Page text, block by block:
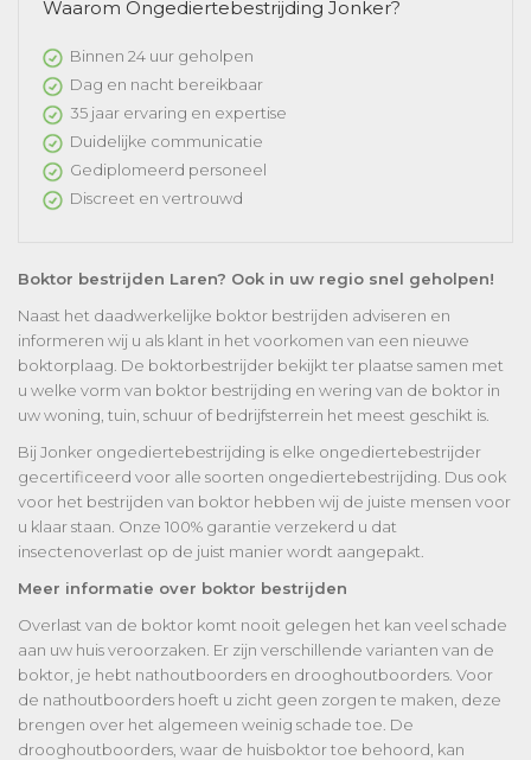
Waarom Ongediertebestrijding Jonker?
Binnen 24 uur geholpen
Dag en nacht bereikbaar
35 jaar ervaring en expertise
Duidelijke communicatie
Gediplomeerd personeel
Discreet en vertrouwd
Boktor bestrijden Laren? Ook in uw regio snel geholpen!
Naast het daadwerkelijke boktor bestrijden adviseren en
informeren wij u als klant in het voorkomen van een nieuwe
boktorplaag. De boktorbestrijder bekijkt ter plaatse samen met
u welke vorm van boktor bestrijding en wering van de boktor in
uw woning, tuin, schuur of bedrijfsterrein het meest geschikt is.
Bij Jonker ongediertebestrijding is elke ongediertebestrijder
gecertificeerd voor alle soorten ongediertebestrijding. Dus ook
voor het bestrijden van boktor hebben wij de juiste mensen voor
u klaar staan. Onze 100% garantie verzekerd u dat
insectenoverlast op de juist manier wordt aangepakt.
Meer informatie over boktor bestrijden
Overlast van de boktor komt nooit gelegen het kan veel schade
aan uw huis veroorzaken. Er zijn verschillende varianten van de
boktor, je hebt nathoutboorders en drooghoutboorders. Voor
de nathoutboorders hoeft u zicht geen zorgen te maken, deze
brengen over het algemeen weinig schade toe. De
drooghoutboorders, waar de huisboktor toe behoord, kan